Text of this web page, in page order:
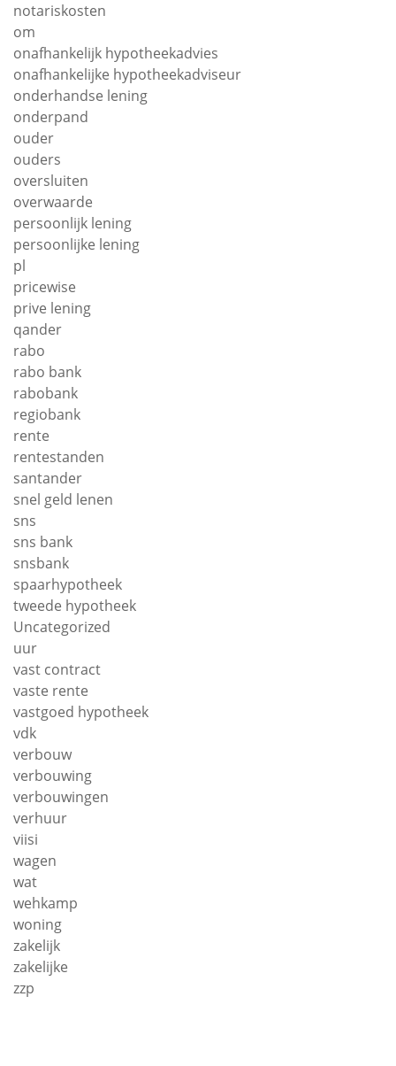
notariskosten
om
onafhankelijk hypotheekadvies
onafhankelijke hypotheekadviseur
onderhandse lening
onderpand
ouder
ouders
oversluiten
overwaarde
persoonlijk lening
persoonlijke lening
pl
pricewise
prive lening
qander
rabo
rabo bank
rabobank
regiobank
rente
rentestanden
santander
snel geld lenen
sns
sns bank
snsbank
spaarhypotheek
tweede hypotheek
Uncategorized
uur
vast contract
vaste rente
vastgoed hypotheek
vdk
verbouw
verbouwing
verbouwingen
verhuur
viisi
wagen
wat
wehkamp
woning
zakelijk
zakelijke
zzp